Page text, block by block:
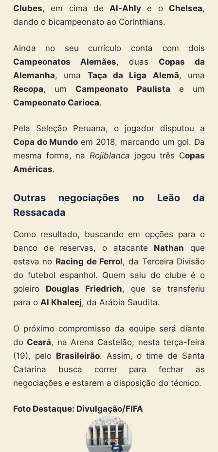
Clubes, em cima deAl-Ahly e o Chelsea,
dando o bicampeonato ao Corinthians.
Ainda no seu currículo conta com dois
Campeonatos Alemães, duas Copas da
Alemanha, uma Taça da Liga Alemã, uma
Recopa, um Campeonato Paulista e um
Campeonato Carioca.
Pela Seleção Peruana, o jogador disputou a
Copa do Mundo em 2018, marcando um gol. Da
mesma forma, na Rojiblanca jogou três Copas
Américas.
Outras negociações no Leão da
Ressacada
Como resultado, buscando em opções para o
banco de reservas, o atacante Nathan que
estava no Racing de Ferrol, da Terceira Divisão
do futebol espanhol. Quem saiu do clube é o
goleiro Douglas Friedrich, que se transferiu
para o Al Khaleej, da Arábia Saudita.
O próximo compromisso da equipe será diante
do Ceará, na Arena Castelão, nesta terça-feira
(19), pelo Brasileirão. Assim, o time de Santa
Catarina busca correr para fechar as
negociações e estarem a disposição do técnico.
Foto Destaque: Divulgação/FIFA